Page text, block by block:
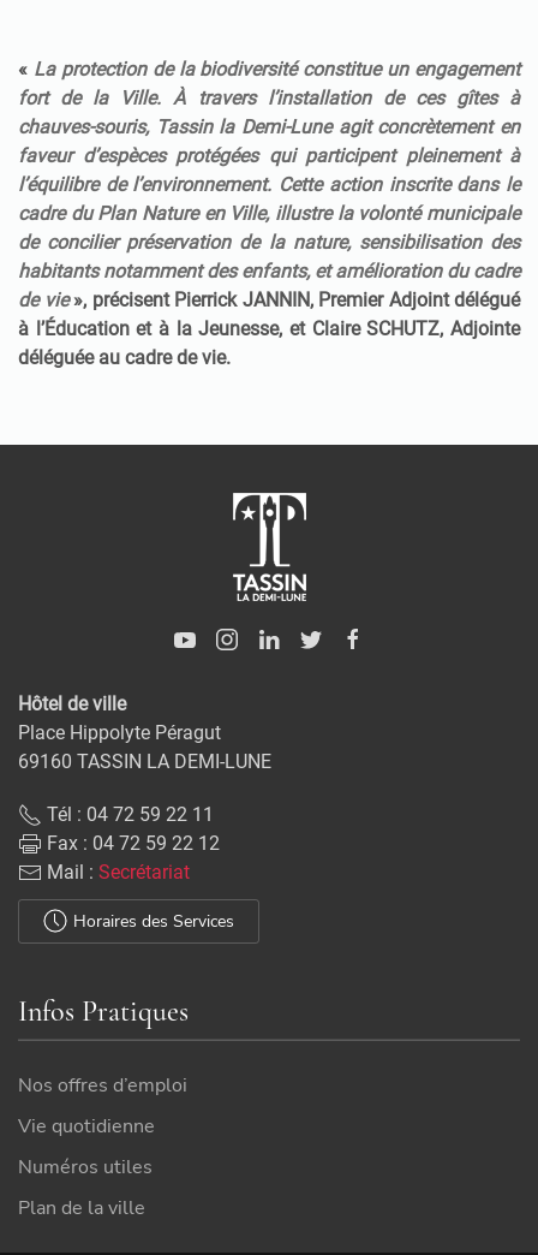
« La protection de la biodiversité constitue un engagement
fort de la Ville. À travers l’installation de ces gîtes à
chauves-souris, Tassin la Demi-Lune agit concrètement en
faveur d’espèces protégées qui participent pleinement à
l’équilibre de l’environnement. Cette action inscrite dans le
cadre du Plan Nature en Ville, illustre la volonté municipale
de concilier préservation de la nature, sensibilisation des
habitants notamment des enfants, et amélioration du cadre
de vie», précisent Pierrick JANNIN, Premier Adjoint délégué
à l’Éducation et à la Jeunesse, et Claire SCHUTZ, Adjointe
déléguée au cadre de vie.
Hôtel de ville
Place Hippolyte Péragut
69160 TASSIN LA DEMI-LUNE
Tél : 04 72 59 22 11
Fax : 04 72 59 22 12
Mail : Secrétariat
Horaires des Services
Infos Pratiques
Nos offres d’emploi
Vie quotidienne
Numéros utiles
Plan de la ville